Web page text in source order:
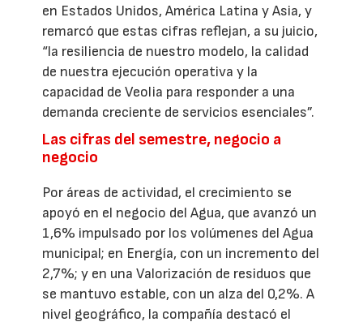
en Estados Unidos, América Latina y Asia, y
remarcó que estas cifras reflejan, a su juicio,
“la resiliencia de nuestro modelo, la calidad
de nuestra ejecución operativa y la
capacidad de Veolia para responder a una
demanda creciente de servicios esenciales”.
Las cifras del semestre, negocio a
negocio
Por áreas de actividad, el crecimiento se
apoyó en el negocio del Agua, que avanzó un
1,6% impulsado por los volúmenes del Agua
municipal; en Energía, con un incremento del
2,7%; y en una Valorización de residuos que
se mantuvo estable, con un alza del 0,2%. A
nivel geográfico, la compañía destacó el